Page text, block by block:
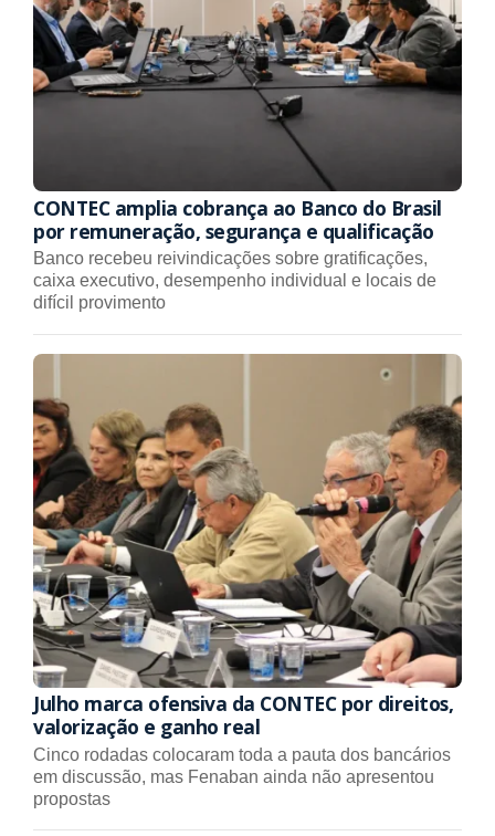
CONTEC amplia cobrança ao Banco do Brasil
por remuneração, segurança e qualificação
Banco recebeu reivindicações sobre gratificações,
caixa executivo, desempenho individual e locais de
difícil provimento
Julho marca ofensiva da CONTEC por direitos,
valorização e ganho real
Cinco rodadas colocaram toda a pauta dos bancários
em discussão, mas Fenaban ainda não apresentou
propostas